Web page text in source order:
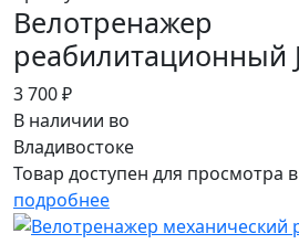
Велотренажер
реабилитационный
3 700 ₽
В наличии во
Владивостоке
Товар доступен для просмотра в
подробнее